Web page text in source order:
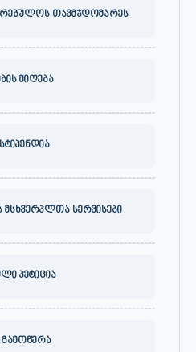
თავმჯდომარეს
მიღება
სერვისები
პეტიცია
გამოწერა